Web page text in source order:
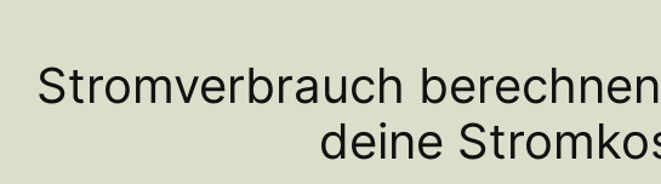
Stromverbrauch
deine